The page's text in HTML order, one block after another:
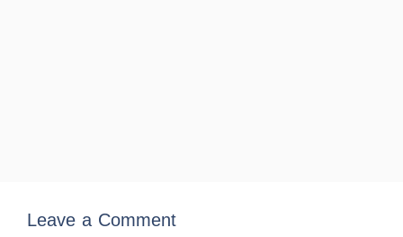
Leave a Comment